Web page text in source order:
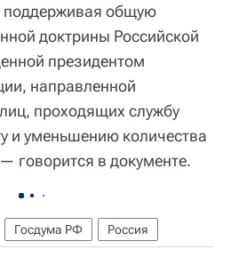
поддерживая общую
доктрины Российской
президентом
направленной
проходящих службу
и уменьшению количества
говорится в документе.
Госдума РФ Россия